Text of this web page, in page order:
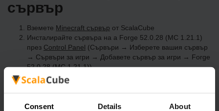
Consent Details About
сървър
Вземете Minecraft сървър от ScalaCube
Инсталирайте сървъра на a Forge 52.0.28 (MC 1.21.1)
през Control Panel (Сървъри → Изберете вашия сървър
→ Сървъри за игри → Добавете сървър за игри → Forge
52.0.28 (MC 1.21.1))
Приятна игра на сървъра!